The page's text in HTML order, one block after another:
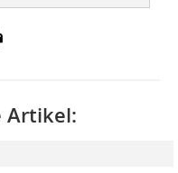
Artikel: